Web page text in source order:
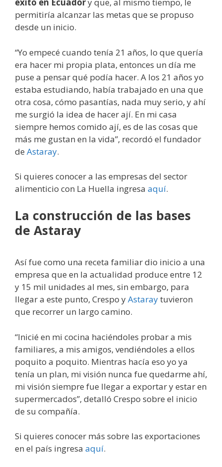
éxito en Ecuadory que, al mismo tiempo, le
permitiría alcanzar las metas que se propuso
desde un inicio.
“Yo empecé cuando tenía 21 años, lo que quería
era hacer mi propia plata, entonces un día me
puse a pensar qué podía hacer. A los 21 años yo
estaba estudiando, había trabajado en una que
otra cosa, cómo pasantías, nada muy serio, y ahí
me surgió la idea de hacer ají. En mi casa
siempre hemos comido ají, es de las cosas que
más me gustan en la vida”, recordó el fundador
de Astaray.
Si quieres conocer a las empresas del sector
alimenticio con La Huella ingresa aquí.
La construcción de las bases
de Astaray
Así fue como una receta familiar dio inicio a una
empresa que en la actualidad produce entre 12
y 15 mil unidades al mes, sin embargo, para
llegar a este punto, Crespo yAstaraytuvieron
que recorrer un largo camino.
“Inicié en mi cocina haciéndoles probar a mis
familiares, a mis amigos, vendiéndoles a ellos
poquito a poquito. Mientras hacía eso yo ya
tenía un plan, mi visión nunca fue quedarme ahí,
mi visión siempre fue llegar a exportar y estar en
supermercados”, detalló Crespo sobre el inicio
de su compañía.
Si quieres conocer más sobre las exportaciones
en el país ingresa aquí.